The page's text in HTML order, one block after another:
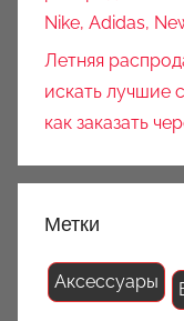
Nike, Adidas,
Летняя
искать лучшие
как заказать
Метки
Аксессуары